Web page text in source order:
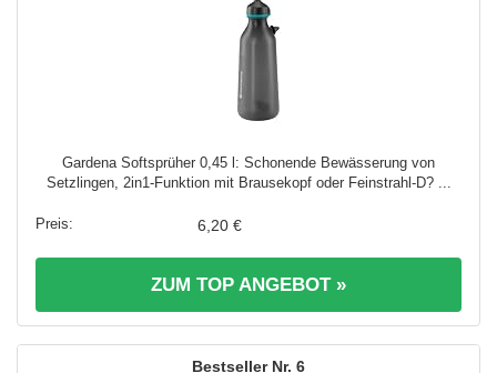
Gardena Softsprüher 0,45 l: Schonende Bewässerung von
Setzlingen, 2in1-Funktion mit Brausekopf oder Feinstrahl-D? ...
6,20 €
ZUM TOP ANGEBOT »
6